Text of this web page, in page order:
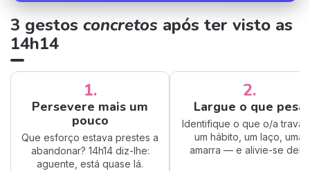
3 gestos concretos após ter visto as
14h14
1.
Persevere mais um
pouco
Que esforço estava prestes a
abandonar? 14h14 diz-lhe:
aguente, está quase lá.
2.
Largue o que pesa
Identifique o que o/a trava
um hábito, um laço, uma
amarra — e alivie-se dele.